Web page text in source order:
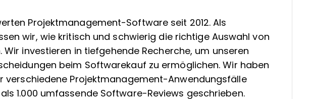
Projektmanagement-Software seit 2012. Als
wir, wie kritisch und schwierig die richtige Auswahl von
Wir investieren in tiefgehende Recherche, um unseren
beim Softwarekauf zu ermöglichen. Wir haben
verschiedene Projektmanagement-Anwendungsfälle
1.000 umfassende Software-Reviews geschrieben.